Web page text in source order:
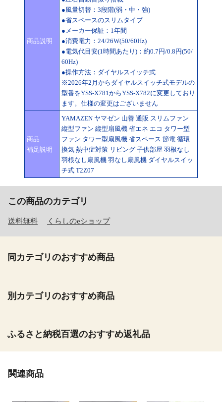
商品説明
●風量切替：3段階(弱・中・強)
●省スペースのスリムタイプ
●メーカー保証：1年間
●消費電力：24/26W(50/60Hz)
●電気代目安(1時間あたり)：約0.7円/0.8円(50/
60Hz)
●操作方法：ダイヤルスイッチ式
※2026年2月からダイヤルスイッチ式モデルの
型番をYSS-X781からYSS-X782に変更しており
ます。仕様の変更はございません
商品
補足説明
YAMAZEN ヤマゼン 山善 通販 スリムファン
縦型ファン 縦型扇風機 省エネ エコ タワー型
ファン タワー型扇風機 省スペース 節電 循環
換気 熱中症対策 リビング 子供部屋 羽根なし
羽根なし扇風機 羽なし扇風機 ダイヤルスイッ
チ式 T2Z07
この商品のカテゴリ
送料無料 くらしのeショップ
同カテゴリのおすすめ商品
別カテゴリのおすすめ商品
ふるさと納税百選のおすすめ返礼品
関連商品